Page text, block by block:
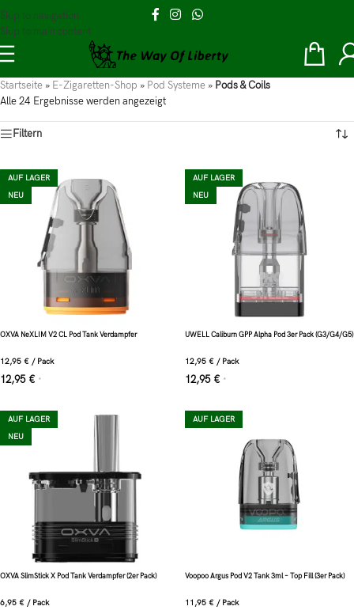
Skip to navigation
Skip to main content
Startseite » E-Zigaretten-Shop » Pod Systeme » Pods & Coils
Alle 24 Ergebnisse werden angezeigt
Filtern
AUF LAGER
NEU
OXVA NeXLIM V2 CL Pod Tank Verdampfer
12,95 € / Pack
12,95 € *
AUF LAGER
NEU
UWELL Caliburn GPP Alpha Pod 3er Pack (G3/G4/G5)
12,95 € / Pack
12,95 € *
AUF LAGER
NEU
OXVA SlimStick X Pod Tank Verdampfer (2er Pack)
6,95 € / Pack
AUF LAGER
Voopoo Argus Pod V2 Tank 3ml – Top Fill (3er Pack)
11,95 € / Pack